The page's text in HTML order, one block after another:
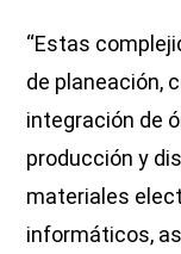
“Estas
de planeación,
integración de
producción y
materiales
informáticos,